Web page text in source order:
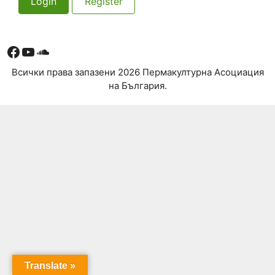
Facebook
YouTube
Soundcloud
Всички права запазени 2026 Пермакултурна Асоциация
на България.
Translate »